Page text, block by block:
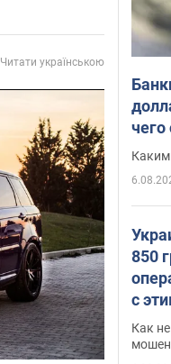
Читати українською
Каким
850
с
Как